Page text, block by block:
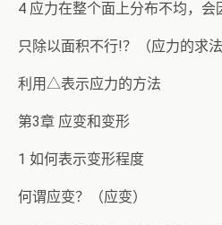
4 应力在整个面上分布不均，
只除以面积不行!？（应力的求法
利用△表示应力的方法
第3章 应变和变形
1 如何表示变形程度
何谓应变？（应变）